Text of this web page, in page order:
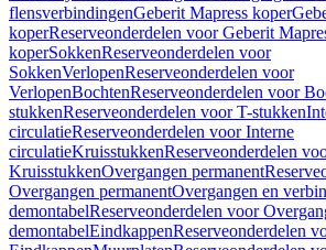
flensverbindingenGeberit Mapress koper
koperReserveonderdelen voor Geberit
koperSokkenReserveonderdelen voor
SokkenVerlopenReserveonderdelen voor
VerlopenBochtenReserveonderdelen voor
stukkenReserveonderdelen voor T-stukken
circulatieReserveonderdelen voor Interne
circulatieKruisstukkenReserveonderdelen
KruisstukkenOvergangen permanent
Overgangen permanentOvergangen en
demontabelReserveonderdelen voor
demontabelEindkappenReserveonderdelen